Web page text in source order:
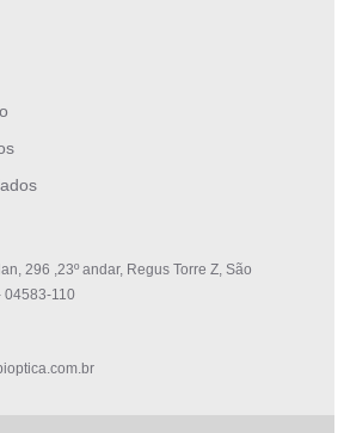
296 ,23º andar, Regus Torre Z, São
04583-110